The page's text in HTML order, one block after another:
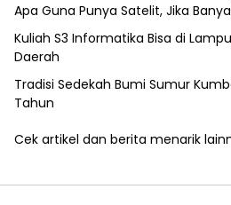
Apa Guna Punya Satelit, Jika
Kuliah S3 Informatika Bisa di
Daerah
Tradisi Sedekah Bumi Sumur
Tahun
Cek artikel dan berita menarik